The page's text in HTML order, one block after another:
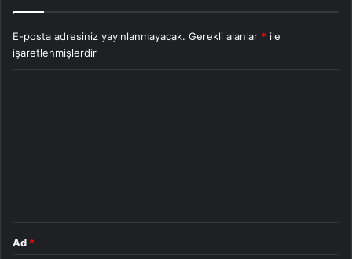
E-posta adresiniz yayınlanmayacak. Gerekli alanlar * ile
işaretlenmişlerdir
Ad *